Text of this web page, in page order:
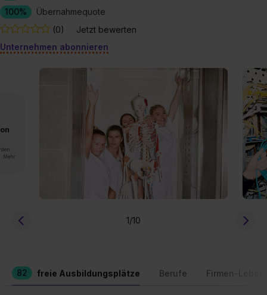
100%
Übernahmequote
(0)
Jetzt bewerten
Unternehmen abonnieren
Mehr
1/10
82 freie Ausbildungsplätze Berufe Firmen-